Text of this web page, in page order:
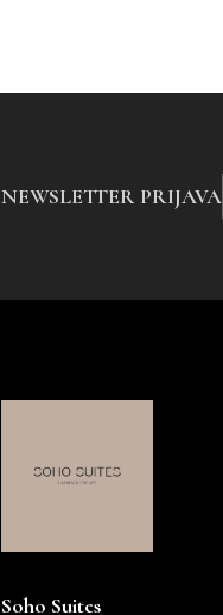
NEWSLETTER PRIJAVA
Soho Suites